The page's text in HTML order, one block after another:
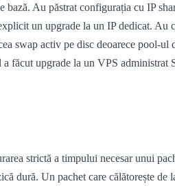
bază. Au păstrat configurația cu IP
un upgrade la un IP dedicat. Au
swap activ pe disc deoarece pool-
făcut upgrade la un VPS
strictă a timpului necesar unui
dură. Un pachet care călătorește